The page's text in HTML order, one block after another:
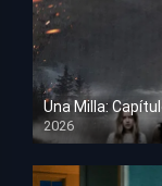
Una Milla:
2026
HD 1080p